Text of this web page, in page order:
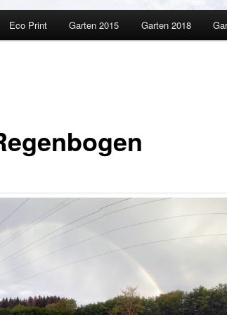
Eco Print Garten 2015 Garten 2018